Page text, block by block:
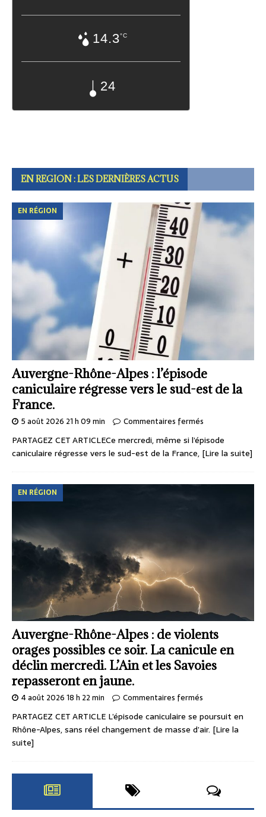
14.3°C
24
EN REGION : LES DERNIÈRES ACTUS
Auvergne-Rhône-Alpes : l’épisode
caniculaire régresse vers le sud-est de la
France.
EN RÉGION
5 août 2026 21 h 09 min Commentaires fermés
PARTAGEZ CET ARTICLECe mercredi, même si l’épisode
caniculaire régresse vers le sud-est de la France, [Lire la suite]
Auvergne-Rhône-Alpes : de violents
orages possibles ce soir. La canicule en
déclin mercredi. L’Ain et les Savoies
repasseront en jaune.
EN RÉGION
4 août 2026 18 h 22 min Commentaires fermés
PARTAGEZ CET ARTICLE L’épisode caniculaire se poursuit en
Rhône-Alpes, sans réel changement de masse d’air. [Lire la
suite]